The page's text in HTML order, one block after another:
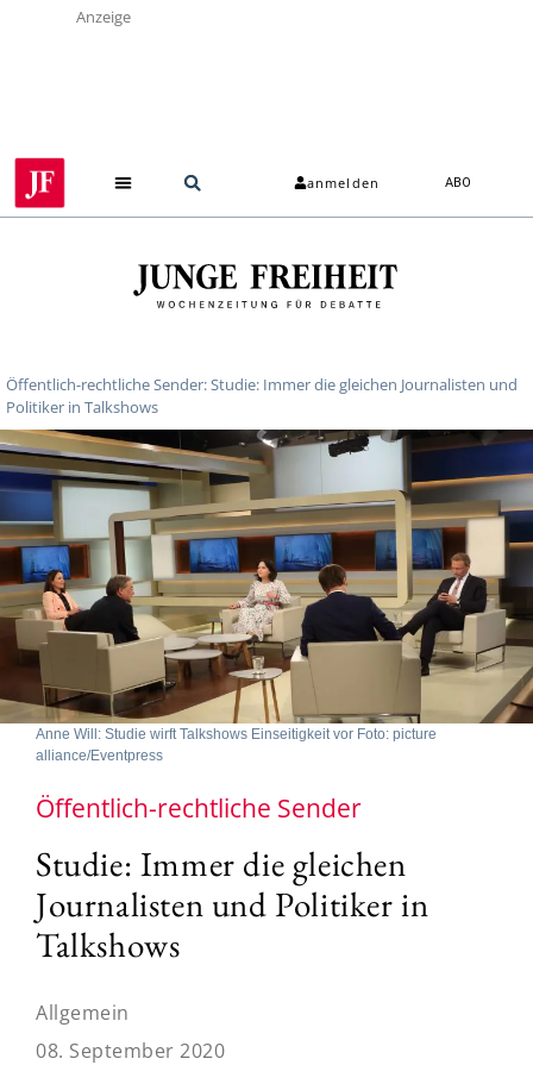
Anzeige
anmelden ABO
Öffentlich-rechtliche Sender: Studie: Immer die gleichen Journalisten und
Politiker in Talkshows
Anne Will: Studie wirft Talkshows Einseitigkeit vor Foto: picture
alliance/Eventpress
Öffentlich-rechtliche Sender
Studie: Immer die gleichen
Journalisten und Politiker in
Talkshows
Allgemein
08. September 2020